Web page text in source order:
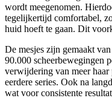
wordt meegenomen.
tegelijkertijd comfortabel,
huid hoeft te gaan. Dit
De mesjes zijn gemaakt
90.000 scheerbewegingen
verwijdering van meer
eerdere series. Ook na
wat voor consistente